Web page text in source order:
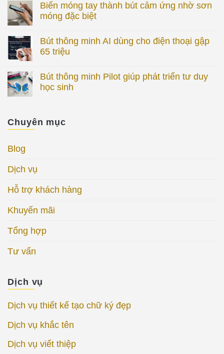
Biến móng tay thành bút cảm ứng nhờ sơn
móng đặc biệt
Bút thông minh AI dùng cho điện thoại gập
65 triệu
Bút thông minh Pilot giúp phát triển tư duy
học sinh
Chuyên mục
Blog
Dịch vụ
Hỗ trợ khách hàng
Khuyến mãi
Tổng hợp
Tư vấn
Dịch vụ
Dịch vụ thiết kế tạo chữ ký đẹp
Dịch vụ khắc tên
Dịch vụ viết thiệp